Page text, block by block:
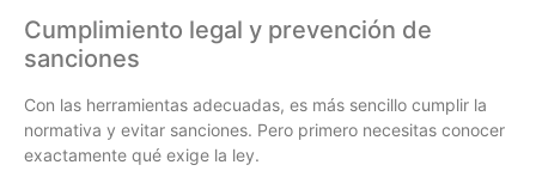
Cumplimiento legal y prevención de
sanciones
Con las herramientas adecuadas, es más sencillo cumplir la
normativa y evitar sanciones. Pero primero necesitas conocer
exactamente qué exige la ley.